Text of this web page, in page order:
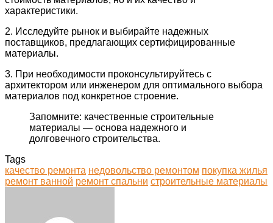
характеристики.
2. Исследуйте рынок и выбирайте надежных
поставщиков, предлагающих сертифицированные
материалы.
3. При необходимости проконсультируйтесь с
архитектором или инженером для оптимального выбора
материалов под конкретное строение.
Запомните: качественные строительные
материалы — основа надежного и
долговечного строительства.
Tags
качество ремонта недовольство ремонтом покупка жилья
ремонт ванной ремонт спальни строительные материалы